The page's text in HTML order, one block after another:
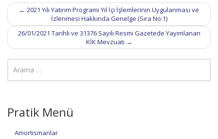
Post
navigation
← 2021 Yılı Yatırım Programı Yıl İçi İşlemlerinin Uygulanması ve
İzlenmesi Hakkında Genelge (Sıra No:1)
26/01/2021 Tarihli ve 31376 Sayılı Resmi Gazetede Yayımlanan
KİK Mevzuatı →
Pratik Menü
Amortismanlar